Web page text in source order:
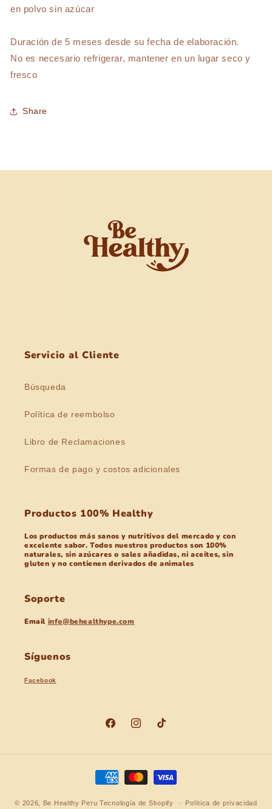
en polvo sin azúcar
Duración de 5 meses desde su fecha de elaboración.
No es necesario refrigerar, mantener en un lugar seco y
fresco
Share
Servicio al Cliente
Búsqueda
Política de reembolso
Libro de Reclamaciones
Formas de pago y costos adicionales
Productos 100% Healthy
Los productos más sanos y nutritivos del mercado y con
excelente sabor. Todos nuestros productos son 100%
naturales, sin azúcares o sales añadidas, ni aceites, sin
gluten y no contienen derivados de animales
Soporte
Email info@behealthype.com
Síguenos
Facebook
FacebookInstagramTikTok
Formas
de
pago
© 2026, Be Healthy Peru Tecnología de Shopify Política de privacidad